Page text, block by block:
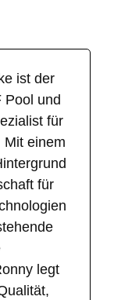
ist der
Pool und
für
Mit einem
für
legt